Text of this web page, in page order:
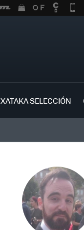
XATAKA SELECCIÓN